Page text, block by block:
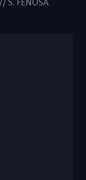
FENOSA